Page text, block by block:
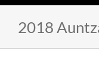
2018